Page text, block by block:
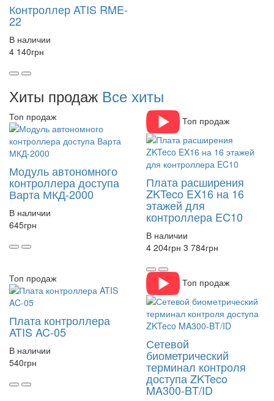
Контроллер ATIS RME-
22
В наличии
4 140грн
Хиты продаж Все хиты
Топ продаж
Модуль автономного
контроллера доступа
Варта МКД-2000
В наличии
645грн
Топ продаж
Плата расширения
ZKTeco EX16 на 16
этажей для
контроллера EC10
В наличии
4 204грн 3 784грн
Топ продаж
Плата контроллера
ATIS AC-05
В наличии
540грн
Топ продаж
Сетевой
биометрический
терминал контроля
доступа ZKTeco
MA300-BT/ID